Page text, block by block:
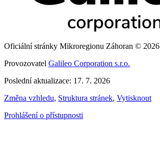
Oficiální stránky Mikroregionu Záhoran © 2026
Provozovatel Galileo Corporation s.r.o.
Poslední aktualizace: 17. 7. 2026
Změna vzhledu, Struktura stránek, Vytisknout
Prohlášení o přístupnosti